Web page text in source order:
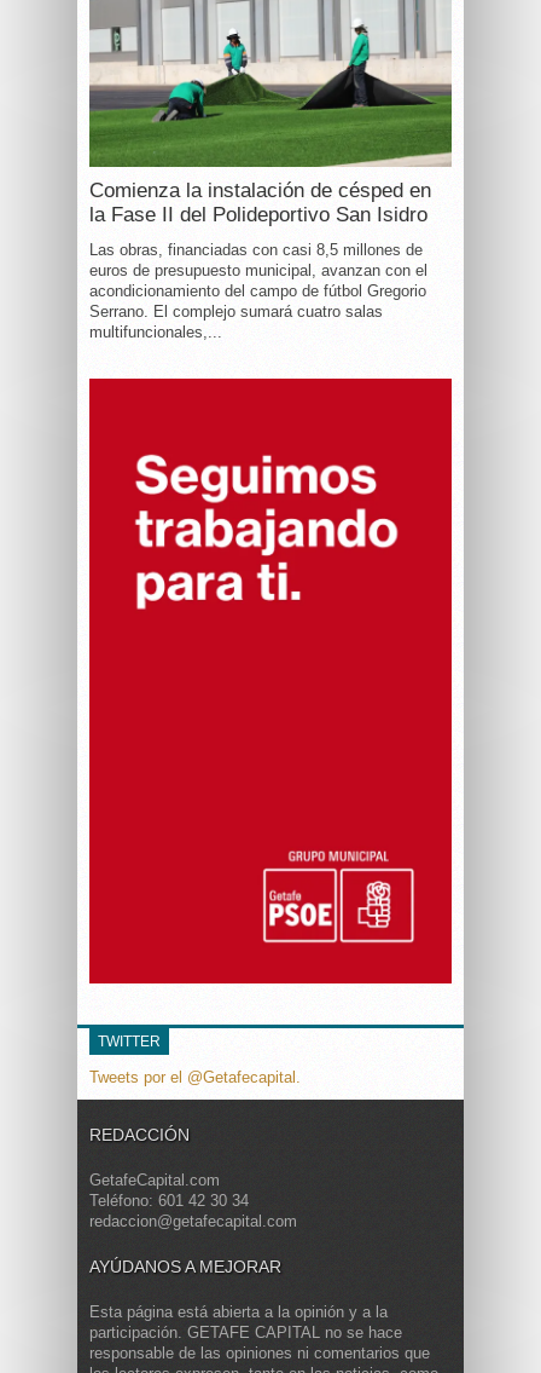
Comienza la instalación de césped en
la Fase II del Polideportivo San Isidro
Las obras, financiadas con casi 8,5 millones de
euros de presupuesto municipal, avanzan con el
acondicionamiento del campo de fútbol Gregorio
Serrano. El complejo sumará cuatro salas
multifuncionales,...
TWITTER
Tweets por el @Getafecapital.
REDACCIÓN
GetafeCapital.com
Teléfono: 601 42 30 34
redaccion@getafecapital.com
AYÚDANOS A MEJORAR
Esta página está abierta a la opinión y a la
participación. GETAFE CAPITAL no se hace
responsable de las opiniones ni comentarios que